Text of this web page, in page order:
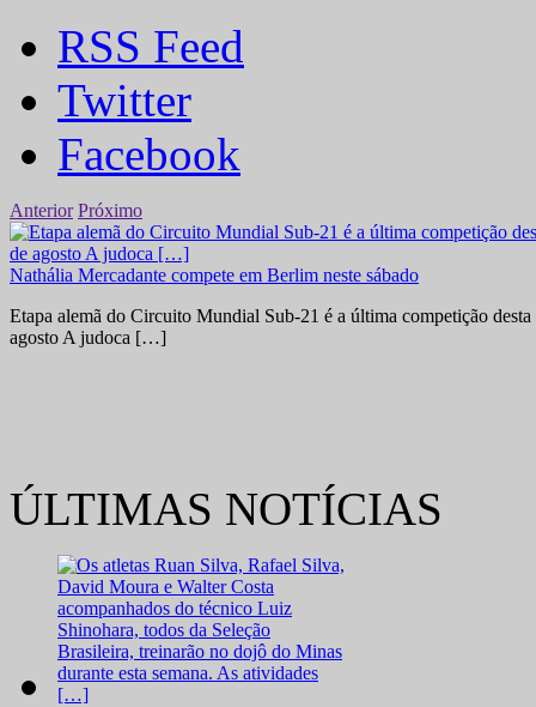
RSS Feed
Twitter
Facebook
Anterior Próximo
Nathália Mercadante compete em Berlim neste sábado
Etapa alemã do Circuito Mundial Sub-21 é a última competição
agosto A judoca […]
ÚLTIMAS NOTÍCIAS